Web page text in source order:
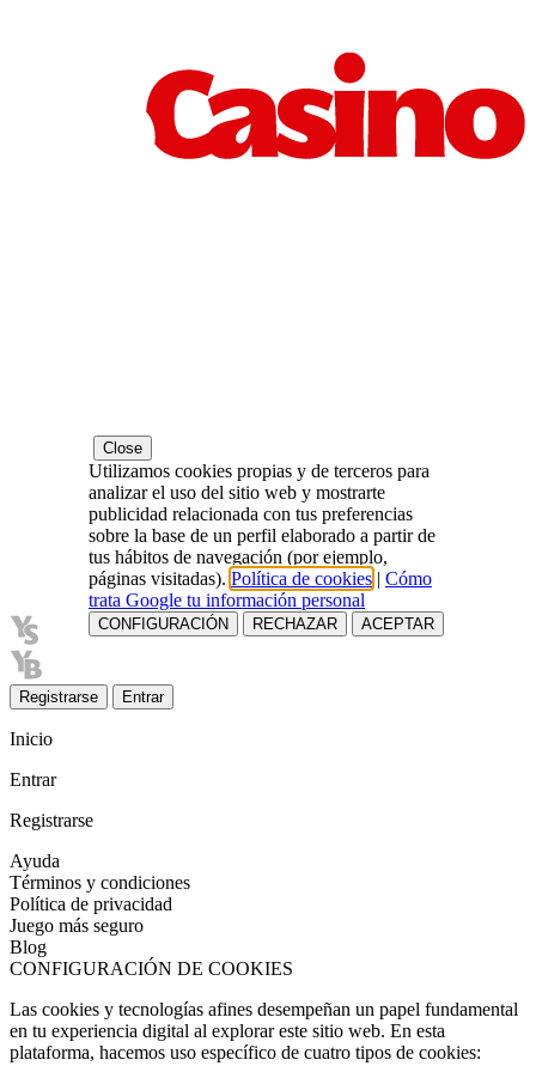
Registrarse Entrar
Inicio
Entrar
Registrarse
Ayuda
Términos y condiciones
Política de privacidad
Juego más seguro
Blog
CONFIGURACIÓN DE COOKIES
Las cookies y tecnologías afines desempeñan un papel fundamental
en tu experiencia digital al explorar este sitio web. En esta
plataforma, hacemos uso específico de cuatro tipos de cookies:
Close
Utilizamos cookies propias y de terceros para
analizar el uso del sitio web y mostrarte
publicidad relacionada con tus preferencias
sobre la base de un perfil elaborado a partir de
tus hábitos de navegación (por ejemplo,
páginas visitadas). Política de cookies | Cómo
trata Google tu información personal
CONFIGURACIÓN RECHAZAR ACEPTAR